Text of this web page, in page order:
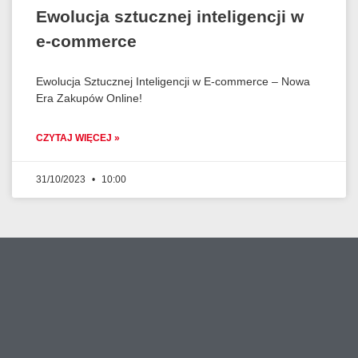
Ewolucja sztucznej inteligencji w
e-commerce
Ewolucja Sztucznej Inteligencji w E-commerce – Nowa
Era Zakupów Online!
CZYTAJ WIĘCEJ »
31/10/2023 10:00